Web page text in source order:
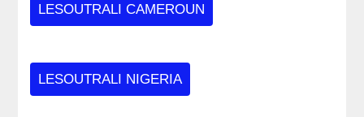
LESOUTRALI CAMEROUN
LESOUTRALI NIGERIA